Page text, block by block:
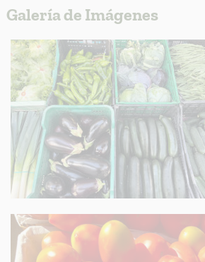
Galería de Imágenes